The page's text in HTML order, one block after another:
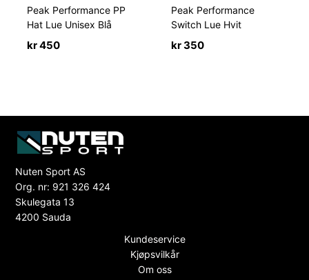
Peak Performance PP
Hat Lue Unisex Blå
kr450
Peak Performance
Switch Lue Hvit
kr350
Nuten Sport AS
Org. nr: 921 326 424
Skulegata 13
4200 Sauda
Kundeservice
Kjøpsvilkår
Om oss